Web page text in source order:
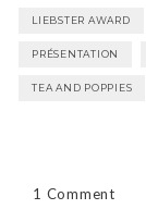
LIEBSTER AWARD
PRÉSENTATION
TEA AND POPPIES
1 Comment